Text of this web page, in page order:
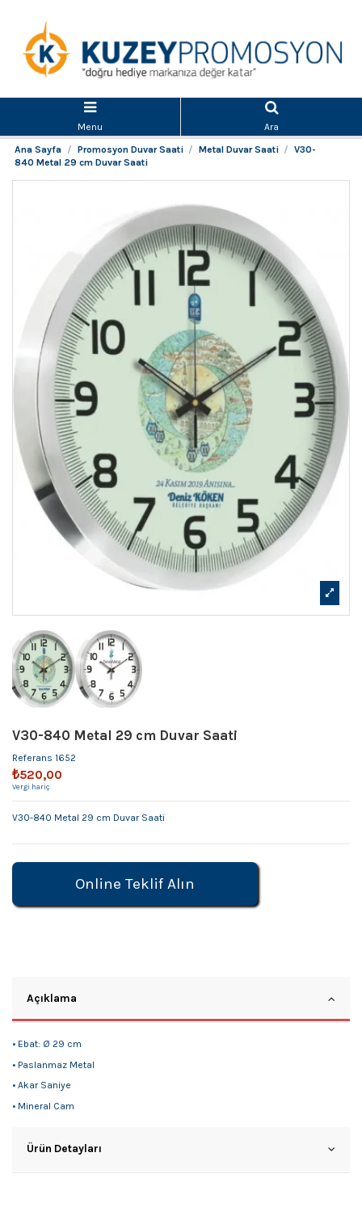
Menu
Ara
Ana Sayfa
Promosyon Duvar Saati Metal Duvar Saati
V30-
840 Metal 29 cm Duvar Saati
V30-840 Metal 29 cm Duvar Saati
Referans 1652
₺520,00
Vergi hariç
V30-840 Metal 29 cm Duvar Saati
Online Teklif Alın
Açıklama
• Ebat: Ø 29 cm
• Paslanmaz Metal
• Akar Saniye
• Mineral Cam
Ürün Detayları